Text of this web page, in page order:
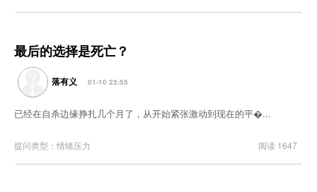
最后的选择是死亡？
落有义 01-10 23:55
已经在自杀边缘挣扎几个月了，从开始紧张激动到现在的平�...
提问类型：情绪压力 阅读 1647